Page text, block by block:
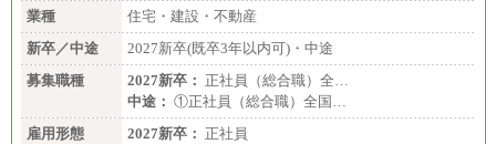
地により異なる。
〈東京・神奈川〉210,000 円
〈大阪・兵庫〉200,000 円
〈愛知〉194,500 円 〈福
岡〉185,000円
※基本給のみ（地域手当なし）
※試用期間中も給与変更なし
業種
住宅・建設・不動産
新卒／中途
2027新卒(既卒3年以内可)・中途
募集職種
2027新卒： 正社員（総合職）全…
中途： ①正社員（総合職）全国…
雇用形態
2027新卒： 正社員